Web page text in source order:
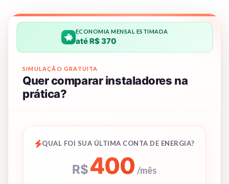
ECONOMIA MENSAL ESTIMADA
até R$ 370
SIMULAÇÃO GRATUITA
Quer comparar instaladores na
prática?
QUAL FOI SUA ÚLTIMA CONTA DE ENERGIA?
R$400 /mês